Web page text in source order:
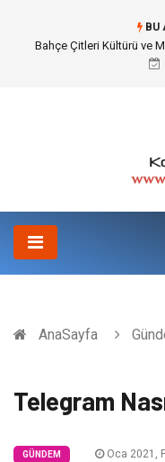
BU
Komple Tır
AnaSayfa
Telegram
GÜNDEM Oca 2021,